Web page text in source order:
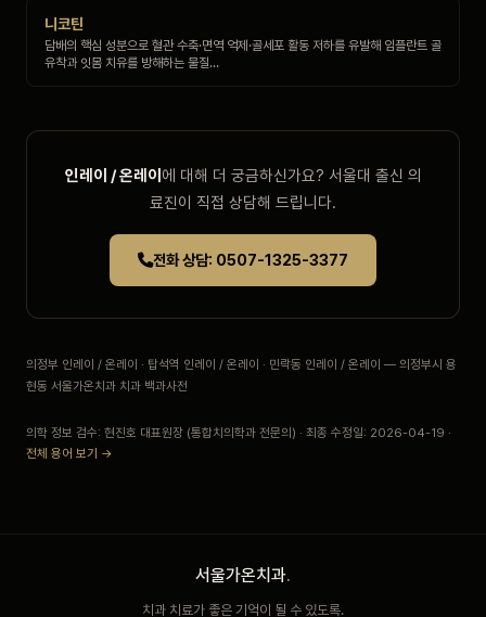
니코틴
담배의 핵심 성분으로 혈관 수축·면역 억제·골세포 활동 저하를 유발해 임플란트 골
유착과 잇몸 치유를 방해하는 물질…
인레이 / 온레이 에 대해 더 궁금하신가요? 서울대 출신 의
료진이 직접 상담해 드립니다.
전화 상담: 0507-1325-3377
의정부 인레이 / 온레이 · 탑석역 인레이 / 온레이 · 민락동 인레이 / 온레이 — 의정부시 용
현동 서울가온치과 치과 백과사전
의학 정보 검수: 현진호 대표원장 (통합치의학과 전문의) · 최종 수정일: 2026-04-19 ·
전체 용어 보기 →
서울가온치과.
치과 치료가 좋은 기억이 될 수 있도록.